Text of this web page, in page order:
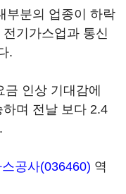
부분의 업종이 하락
기가스업과 통신
.
금 인상 기대감에
며 전날 보다 2.4
공사(036460) 역